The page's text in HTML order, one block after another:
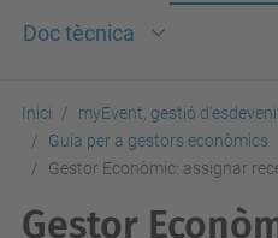
Doc tècnica
Inici myEvent, gestió
Guia per a gestors econòmics
Gestor Econòmic: assignar
Gestor